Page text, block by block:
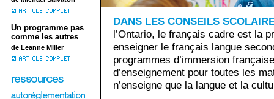
Un programme pas
comme les autres
de Leanne Miller
DANS LES CONSEILS
l’Ontario, le français cadre est la
enseigner le français langue
programmes d’immersion
d’enseignement pour toutes les
n’enseigne que la langue et la